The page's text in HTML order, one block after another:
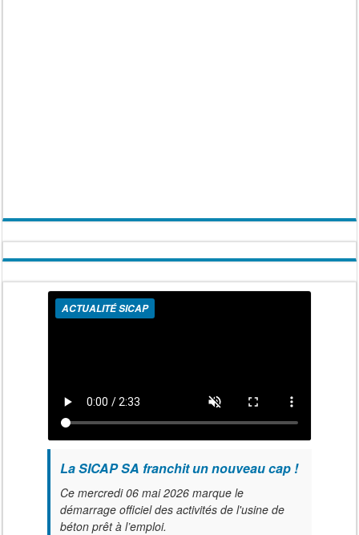
ACTUALITÉ SICAP
La SICAP SA franchit un nouveau cap !
Ce mercredi 06 mai 2026 marque le
démarrage officiel des activités de l'usine de
béton prêt à l’emploi.